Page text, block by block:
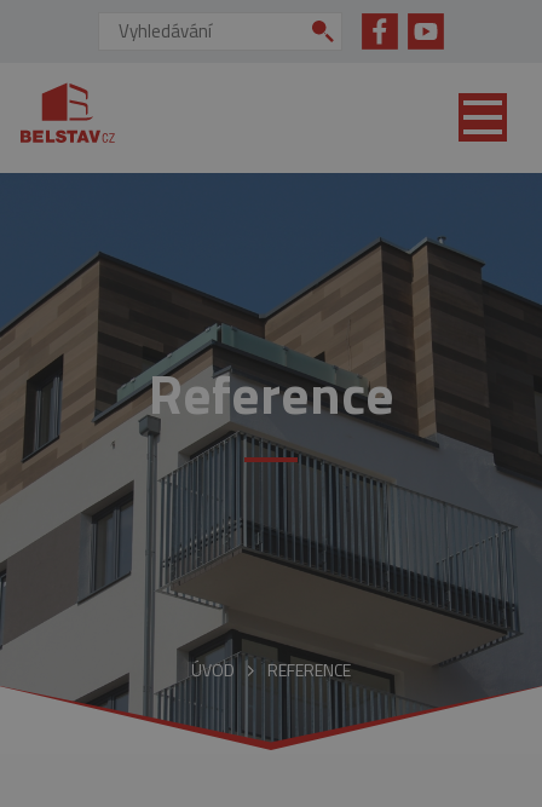
Vyhledávání:
Reference
ÚVOD REFERENCE